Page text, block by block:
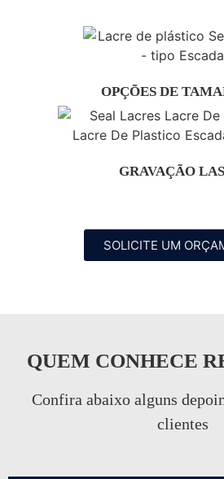
OPÇÕES DE
GRAVAÇÃO
SOLICITE UM
QUEM CONHECE
Confira abaixo alguns
clientes